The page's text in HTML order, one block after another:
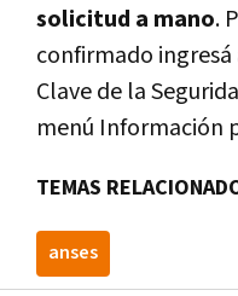
solicitud a mano.
confirmado ingresá
Clave de la
menú Información
TEMAS
anses